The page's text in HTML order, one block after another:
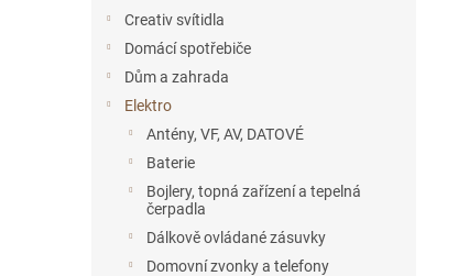
Creativ svítidla
Domácí spotřebiče
Dům a zahrada
Elektro
Antény, VF, AV, DATOVÉ
Baterie
Bojlery, topná zařízení a tepelná
čerpadla
Dálkově ovládané zásuvky
Domovní zvonky a telefony